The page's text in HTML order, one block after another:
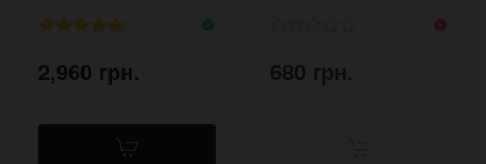
2,960 грн. 680 грн.